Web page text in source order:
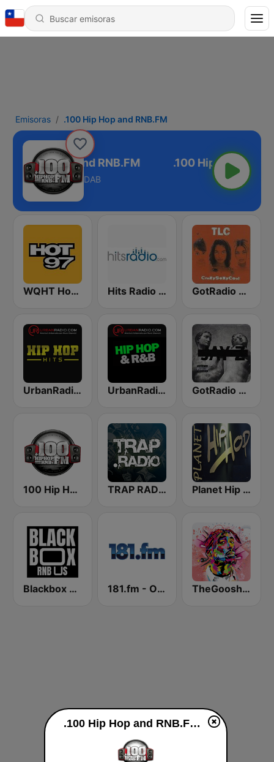
Emisoras .100 Hip Hop and RNB.FM
.100 Hip Hop and RNB.FM
DAB
WQHT Hot 97 FM Hits Radio Hip Hop / RnB GotRadio - Throwback Jamz
UrbanRadio - Hip Hop Hits UrbanRadio - Hip Hop & RnB GotRadio - Hip Hop Stop
100 Hip Hop and RNB FM TRAP RADIO TRAP.radio Planet Hip Hop (MRG.fm)
Blackbox RnB US 181.fm - Old School HipHop/RnB TheGoosh Radio - R&B
.100 Hip Hop and RNB.FM en vivo